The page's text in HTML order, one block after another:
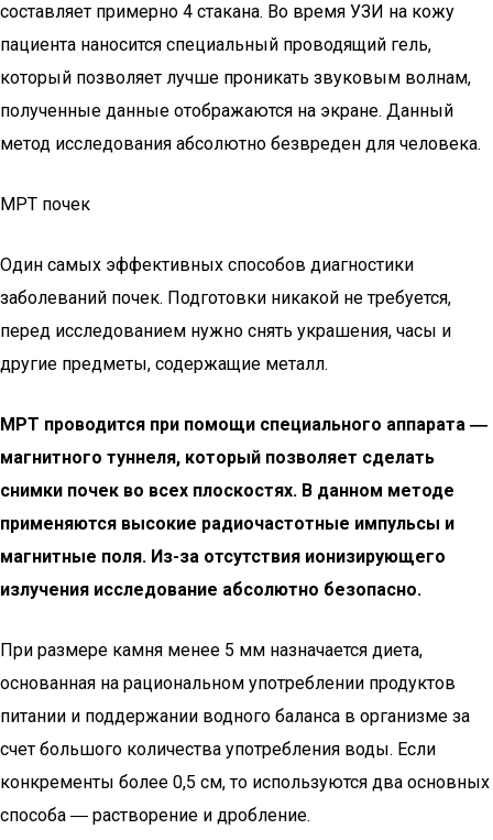
составляет примерно 4 стакана. Во время УЗИ на кожу
пациента наносится специальный проводящий гель,
который позволяет лучше проникать звуковым волнам,
полученные данные отображаются на экране. Данный
метод исследования абсолютно безвреден для человека.
МРТ почек
Один самых эффективных способов диагностики
заболеваний почек. Подготовки никакой не требуется,
перед исследованием нужно снять украшения, часы и
другие предметы, содержащие металл.
МРТ проводится при помощи специального аппарата ―
магнитного туннеля, который позволяет сделать
снимки почек во всех плоскостях. В данном методе
применяются высокие радиочастотные импульсы и
магнитные поля. Из-за отсутствия ионизирующего
излучения исследование абсолютно безопасно.
При размере камня менее 5 мм назначается диета,
основанная на рациональном употреблении продуктов
питании и поддержании водного баланса в организме за
счет большого количества употребления воды. Если
конкременты более 0,5 см, то используются два основных
способа ― растворение и дробление.